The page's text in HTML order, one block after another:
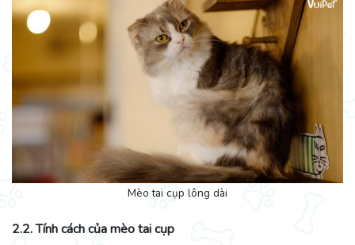
Mèo tai cụp lông dài
2.2. Tính cách của mèo tai cụp